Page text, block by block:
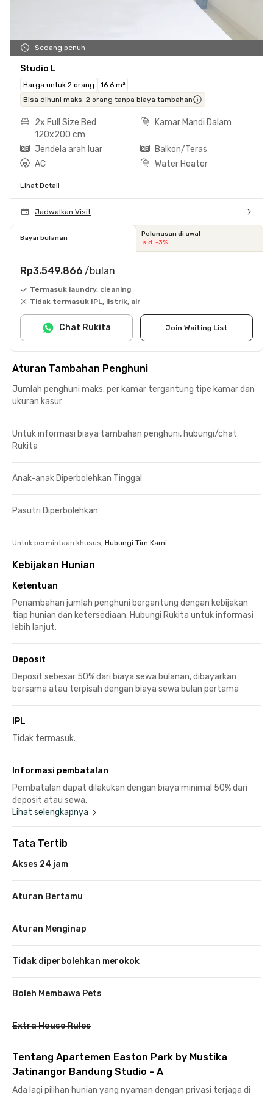
Sedang penuh
Studio L
Harga untuk 2 orang
16.6 m²
Bisa dihuni maks. 2 orang tanpa biaya tambahan
2x Full Size Bed
120x200 cm
Kamar Mandi Dalam
Jendela arah luar
Balkon/Teras
AC
Water Heater
Lihat Detail
Jadwalkan Visit
Bayar bulanan
Pelunasan di awal
s.d. -3%
Rp3.549.866 /bulan
Termasuk laundry, cleaning
Tidak termasuk IPL, listrik, air
Join Waiting List
Chat Rukita
Aturan Tambahan Penghuni
Jumlah penghuni maks. per kamar tergantung tipe kamar dan
ukuran kasur
Untuk informasi biaya tambahan penghuni, hubungi/chat
Rukita
Anak-anak Diperbolehkan Tinggal
Pasutri Diperbolehkan
Untuk permintaan khusus, Hubungi Tim Kami
Kebijakan Hunian
Ketentuan
Penambahan jumlah penghuni bergantung dengan kebijakan
tiap hunian dan ketersediaan. Hubungi Rukita untuk informasi
lebih lanjut.
Deposit
Deposit sebesar 50% dari biaya sewa bulanan, dibayarkan
bersama atau terpisah dengan biaya sewa bulan pertama
IPL
Tidak termasuk.
Informasi pembatalan
Pembatalan dapat dilakukan dengan biaya minimal 50% dari
deposit atau sewa.
Lihat selengkapnya
Tata Tertib
Akses 24 jam
Aturan Bertamu
Aturan Menginap
Tidak diperbolehkan merokok
Boleh Membawa Pets
Extra House Rules
Tentang Apartemen Easton Park by Mustika
Jatinangor Bandung Studio - A
Ada lagi pilihan hunian yang nyaman dengan privasi terjaga di